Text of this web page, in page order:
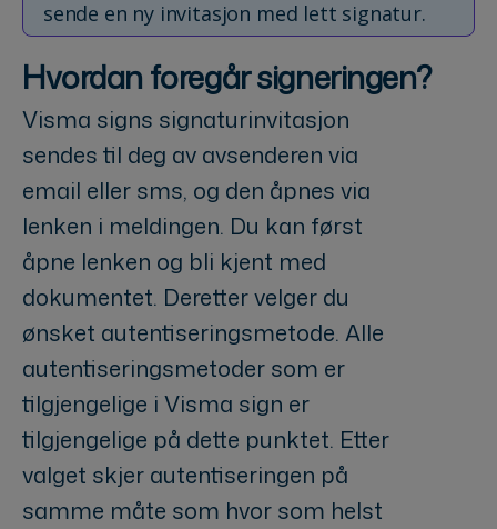
sende en ny invitasjon med lett signatur.
Hvordan foregår signeringen?
Visma signs signaturinvitasjon
sendes til deg av avsenderen via
email eller sms, og den åpnes via
lenken i meldingen. Du kan først
åpne lenken og bli kjent med
dokumentet. Deretter velger du
ønsket autentiseringsmetode. Alle
autentiseringsmetoder som er
tilgjengelige i Visma sign er
tilgjengelige på dette punktet. Etter
valget skjer autentiseringen på
samme måte som hvor som helst